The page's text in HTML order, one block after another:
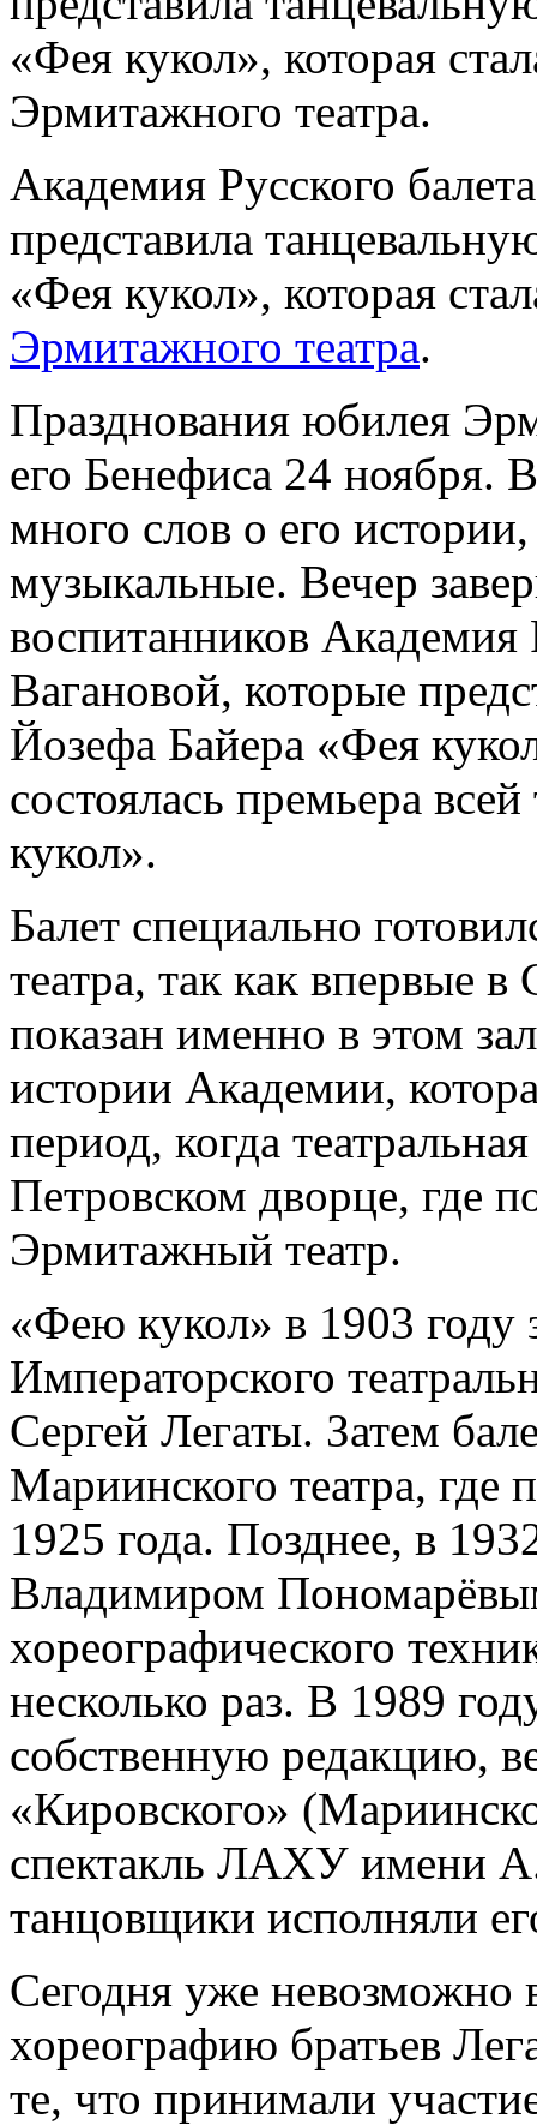
«Фея кукол», которая
Эрмитажного театра.
Академия Русского
представила
«Фея кукол», которая
Эрмитажного театра.
Празднования юбилея
его Бенефиса 24 ноября.
много слов о его
музыкальные. Вечер
воспитанников
Вагановой, которые
Йозефа Байера «Фея
состоялась премьера
кукол».
Балет специально
театра, так как впервые
показан именно в этом
истории Академии,
период, когда
Петровском дворце, где
Эрмитажный театр.
«Фею кукол» в 1903 году
Императорского
Сергей Легаты. Затем
Мариинского театра, где
1925 года. Позднее, в
Владимиром
хореографического
несколько раз. В 1989
собственную редакцию,
«Кировского»
спектакль ЛАХУ имени
танцовщики исполняли
Сегодня уже невозможно
хореографию братьев
те, что принимали